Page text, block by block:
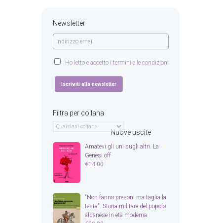
Newsletter
Ho letto e accetto i termini e le condizioni
Filtra per collana
Nuove uscite
Amatevi gli uni sugli altri. La
Genesi off
€14.00
"Non fanno presoni ma taglia la
testa". Storia militare del popolo
albanese in età moderna